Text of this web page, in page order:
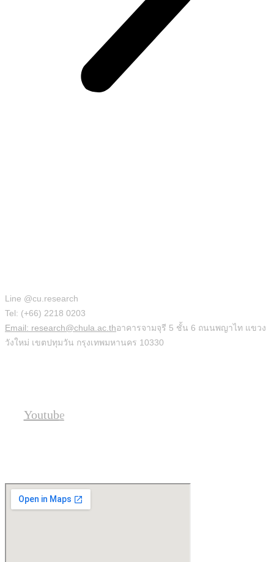
Line @cu.research
Tel: (+66) 2218 0203
Email: research@chula.ac.thอาคารจามจุรี 5 ชั้น 6 ถนนพญาไท แขวง
วังใหม่ เขตปทุมวัน กรุงเทพมหานคร 10330
Youtube